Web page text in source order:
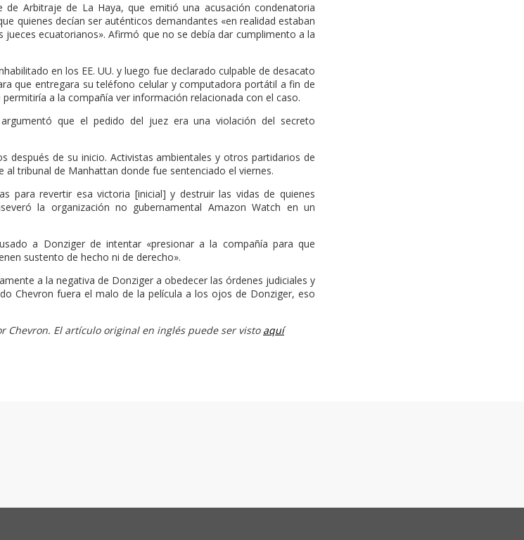
Arbitraje de La Haya, que emitió una acusación condenatoria
quienes decían ser auténticos demandantes «en realidad estaban
ecuatorianos». Afirmó que no se debía dar cumplimento a la
en los EE. UU. y luego fue declarado culpable de desacato
que entregara su teléfono celular y computadora portátil a fin de
a la compañía ver información relacionada con el caso.
que el pedido del juez era una violación del secreto
después de su inicio. Activistas ambientales y otros partidarios de
tribunal de Manhattan donde fue sentenciado el viernes.
para revertir esa victoria [inicial] y destruir las vidas de quienes
la organización no gubernamental Amazon Watch en un
a Donziger de intentar «presionar a la compañía para que
sustento de hecho ni de derecho».
a la negativa de Donziger a obedecer las órdenes judiciales y
Chevron fuera el malo de la película a los ojos de Donziger, eso
Chevron. El artículo original en inglés puede ser visto aquí